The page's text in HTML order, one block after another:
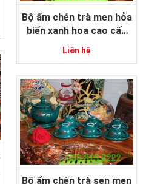
Bộ ấm chén trà men hỏa
biến xanh hoa cao cấp
Liên hệ
Bộ ấm chén trà sen men